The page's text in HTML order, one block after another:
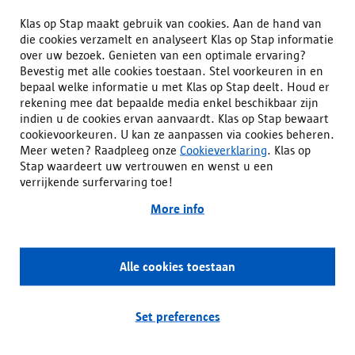
Klas op Stap maakt gebruik van cookies. Aan de hand van
die cookies verzamelt en analyseert Klas op Stap informatie
over uw bezoek. Genieten van een optimale ervaring?
Bevestig met alle cookies toestaan. Stel voorkeuren in en
bepaal welke informatie u met Klas op Stap deelt. Houd er
rekening mee dat bepaalde media enkel beschikbaar zijn
indien u de cookies ervan aanvaardt. Klas op Stap bewaart
cookievoorkeuren. U kan ze aanpassen via cookies beheren.
Meer weten? Raadpleeg onze Cookieverklaring . Klas op
Stap waardeert uw vertrouwen en wenst u een
verrijkende surfervaring toe!
More info
Alle cookies toestaan
Set preferences
Withdraw consent
STEM?!
STEM activiteiten
Bij welke organisaties, die activiteiten aanbieden voor
jouw klas of school, kan je terecht?
Ben je als leerkracht of school op zoek naar